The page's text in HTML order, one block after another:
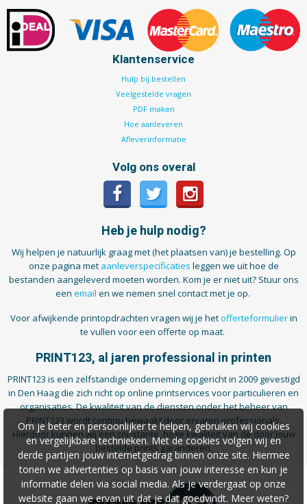
Klantenservice
Hulp bij bestellen
Veelgestelde vragen
PDF maken
Hoe aanleveren
Afleverinformatie
Volg ons overal
Heb je hulp nodig?
Wij helpen je natuurlijk graag met (het plaatsen van) je bestelling. Op
onze pagina met aanleverspecificaties leggen we uit hoe de
bestanden aangeleverd moeten worden. Kom je er niet uit? Stuur ons
een email en we nemen snel contact met je op.
Voor afwijkende printopdrachten vragen wij je hetofferteformulierin
te vullen voor een offerte op maat.
PRINT123, al jaren professional in printen
PRINT123 is een zelfstandige onderneming opgericht in 2009 gevestigd
in Den Haag die zich richt op online printservices voor particulieren en
organisaties. De kwaliteit van de diensten onder het beheer van
PRINT123 wordt continu bewaakt door ervaren professionals.
Hierdoor kunnen wij een constante, hoge kwaliteit van de door jouw
bestelde prints garanderen.
Om je beter en persoonlijker te helpen, gebruiken wij cookies
en vergelijkbare technieken. Met de cookies volgen wij en
derde partijen jouw internetgedrag binnen onze site. Hiermee
tonen we advertenties op basis van jouw interesse en kun je
informatie delen via social media. Als je verdergaat op onze
website gaan we ervan uit dat je dat goedvindt. Meer weten?